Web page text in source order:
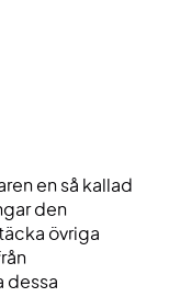
en så kallad
den
övriga
dessa